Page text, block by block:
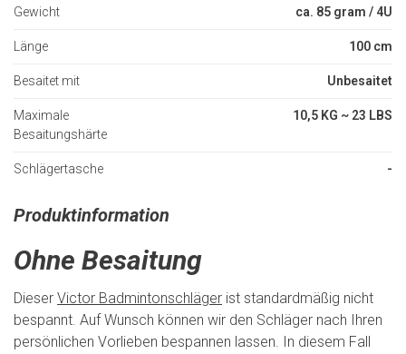
Gewicht ca. 85 gram / 4U
Länge 100 cm
Besaitet mit Unbesaitet
Maximale
Besaitungshärte
10,5 KG ~ 23 LBS
Schlägertasche -
Produktinformation
Ohne Besaitung
Dieser Victor Badmintonschläger ist standardmäßig nicht
bespannt. Auf Wunsch können wir den Schläger nach Ihren
persönlichen Vorlieben bespannen lassen. In diesem Fall